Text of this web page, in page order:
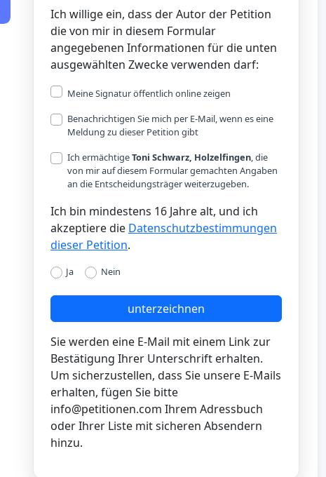
Ich willige ein, dass der Autor der Petition
die von mir in diesem Formular
angegebenen Informationen für die unten
ausgewählten Zwecke verwenden darf:
Meine Signatur öffentlich online zeigen
Benachrichtigen Sie mich per E-Mail, wenn es eine
Meldung zu dieser Petition gibt
Ich ermächtigeToni Schwarz, Holzelfingen, die
von mir auf diesem Formular gemachten Angaben
an die Entscheidungsträger weiterzugeben.
Ich bin mindestens 16 Jahre alt, und ich
akzeptiere die Datenschutzbestimmungen
dieser Petition.
Ja Nein
unterzeichnen
Sie werden eine E-Mail mit einem Link zur
Bestätigung Ihrer Unterschrift erhalten.
Um sicherzustellen, dass Sie unsere E-Mails
erhalten, fügen Sie bitte
info@petitionen.com Ihrem Adressbuch
oder Ihrer Liste mit sicheren Absendern
hinzu.